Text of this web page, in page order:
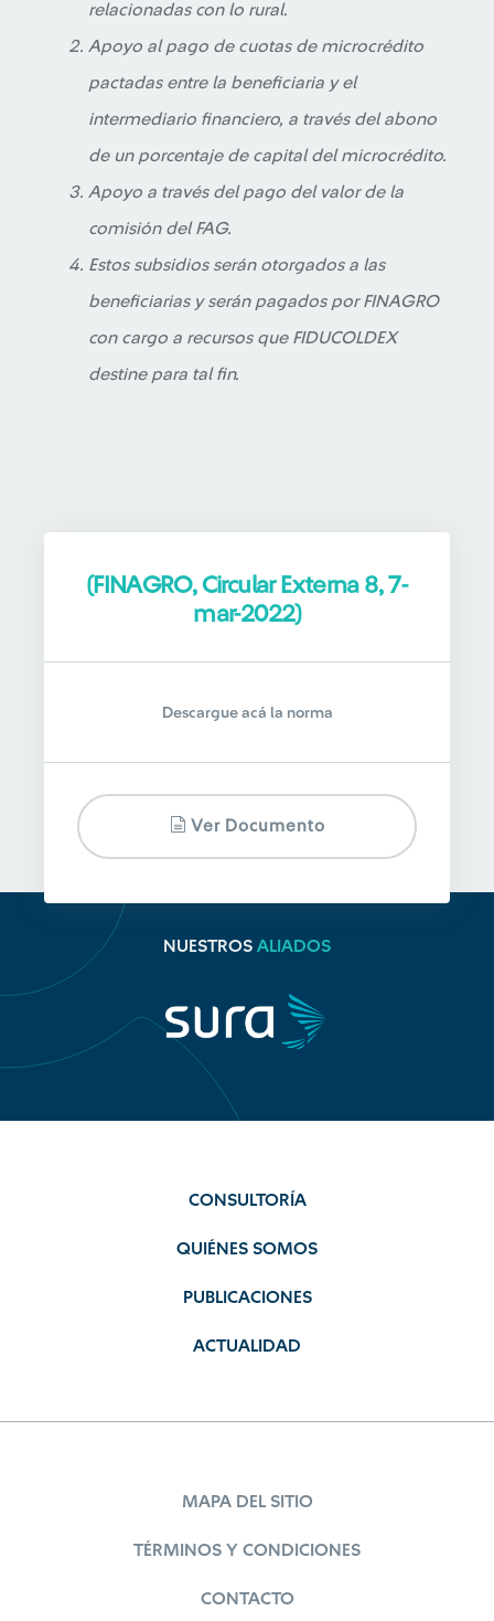
relacionadas con lo rural.
Apoyo al pago de cuotas de microcrédito
pactadas entre la beneficiaria y el
intermediario financiero, a través del abono
de un porcentaje de capital del microcrédito.
Apoyo a través del pago del valor de la
comisión del FAG.
Estos subsidios serán otorgados a las
beneficiarias y serán pagados por FINAGRO
con cargo a recursos que FIDUCOLDEX
destine para tal fin.
(FINAGRO, Circular Externa 8, 7-
mar-2022)
Descargue acá la norma
Ver Documento
NUESTROS ALIADOS
CONSULTORÍA
QUIÉNES SOMOS
PUBLICACIONES
ACTUALIDAD
MAPA DEL SITIO
TÉRMINOS Y CONDICIONES
CONTACTO